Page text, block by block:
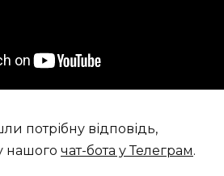
потрібну відповідь,
нашого чат-бота у Телеграм.